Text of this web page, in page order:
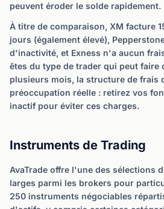
peuvent éroder le solde rapidement.
À titre de comparaison, XM facture
jours (également élevé),
d'inactivité, et Exness n'a aucun
êtes du type de trader qui peut faire
plusieurs mois, la structure de frais
préoccupation réelle : retirez vos
inactif pour éviter ces charges.
Instruments de Trading
AvaTrade offre l'une des sélections
larges parmi les brokers pour
250 instruments négociables